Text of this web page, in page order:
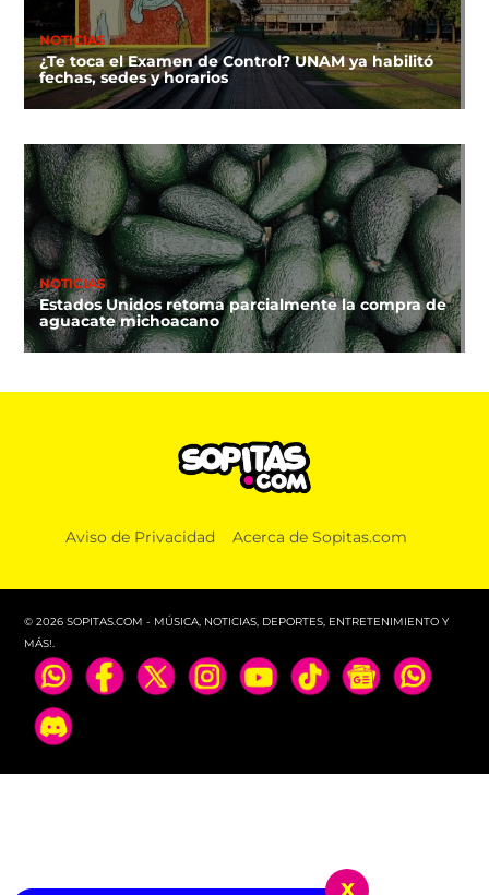
NOTICIAS
¿Te toca el Examen de Control? UNAM ya habilitó
fechas, sedes y horarios
NOTICIAS
Estados Unidos retoma parcialmente la compra de
aguacate michoacano
Aviso de Privacidad Acerca de Sopitas.com
© 2026 SOPITAS.COM - MÚSICA, NOTICIAS, DEPORTES, ENTRETENIMIENTO Y
MÁS!.
x